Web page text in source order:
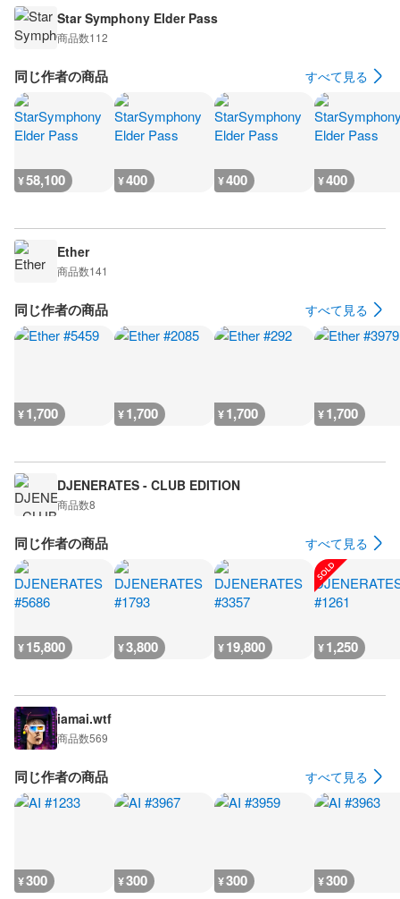
Star Symphony Elder Pass
商品数112
同じ作者の商品 すべて見る
¥58,100 ¥400 ¥400 ¥400
Ether
商品数141
同じ作者の商品 すべて見る
¥1,700 ¥1,700 ¥1,700 ¥1,700
DJENERATES - CLUB EDITION
商品数8
同じ作者の商品 すべて見る
¥15,800 ¥3,800 ¥19,800 ¥1,250
iamai.wtf
商品数569
同じ作者の商品 すべて見る
¥300 ¥300 ¥300 ¥300